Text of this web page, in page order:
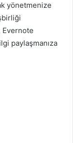
yönetmenize
Evernote
paylaşmanıza